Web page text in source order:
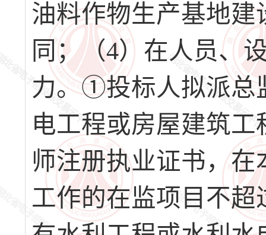
油料作物生产基地
同；（4）在人员、
力。①投标人拟派总
电工程或房屋建筑
师注册执业证书，
工作的在监项目不